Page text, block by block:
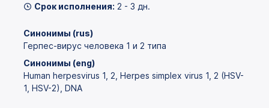
Срок исполнения: 2 - 3 дн.
Синонимы (rus)
Герпес-вирус человека 1 и 2 типа
Синонимы (eng)
Human herpesvirus 1, 2, Herpes simplex virus 1, 2 (HSV-
1, HSV-2), DNA